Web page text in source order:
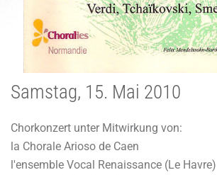
Samstag, 15. Mai 2010
Chorkonzert unter Mitwirkung von:
la Chorale Arioso de Caen
l'ensemble Vocal Renaissance (Le Havre)